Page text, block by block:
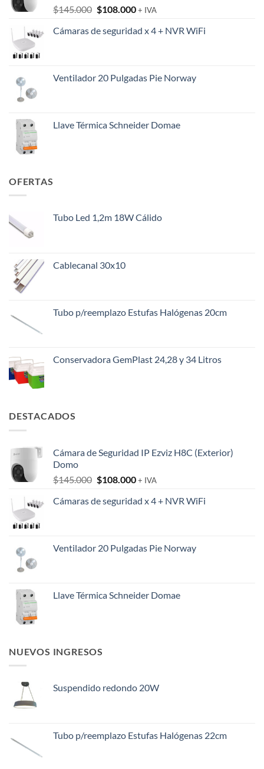
$145.000 El
original
$108.000El
actual
+ IVA
Cámaras de seguridad x 4 + NVR WiFi
Ventilador 20 Pulgadas Pie Norway
Llave Térmica Schneider Domae
OFERTAS
Tubo Led 1,2m 18W Cálido
Cablecanal 30x10
Tubo p/reemplazo Estufas Halógenas 20cm
Conservadora GemPlast 24,28 y 34 Litros
DESTACADOS
Cámara de Seguridad IP Ezviz H8C (Exterior)
Domo
$145.000 El
original
$108.000El
actual
+ IVA
Cámaras de seguridad x 4 + NVR WiFi
Ventilador 20 Pulgadas Pie Norway
Llave Térmica Schneider Domae
NUEVOS INGRESOS
Suspendido redondo 20W
Tubo p/reemplazo Estufas Halógenas 22cm